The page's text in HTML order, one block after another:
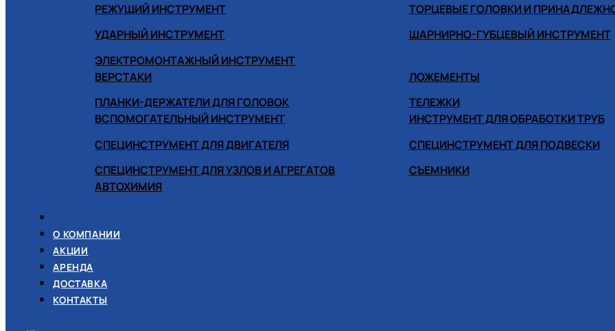
РЕЖУЩИЙ ИНСТРУМЕНТ
ТОРЦЕВЫЕ ГОЛОВКИ И
УДАРНЫЙ ИНСТРУМЕНТ
ШАРНИРНО-ГУБЦЕВЫЙ ИНСТРУМЕНТ
ЭЛЕКТРОМОНТАЖНЫЙ ИНСТРУМЕНТ
ВЕРСТАКИ
ЛОЖЕМЕНТЫ
ПЛАНКИ-ДЕРЖАТЕЛИ ДЛЯ ГОЛОВОК
ТЕЛЕЖКИ
ВСПОМОГАТЕЛЬНЫЙ ИНСТРУМЕНТ
ИНСТРУМЕНТ ДЛЯ ОБРАБОТКИ ТРУБ
СПЕЦИНСТРУМЕНТ ДЛЯ ДВИГАТЕЛЯ
СПЕЦИНСТРУМЕНТ ДЛЯ ПОДВЕСКИ
СПЕЦИНСТРУМЕНТ ДЛЯ УЗЛОВ И АГРЕГАТОВ
СЪЕМНИКИ
АВТОХИМИЯ
О КОМПАНИИ
АКЦИИ
АРЕНДА
ДОСТАВКА
КОНТАКТЫ